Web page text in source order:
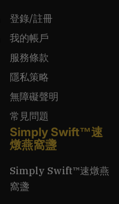
登錄/註冊
我的帳戶
服務條款
隱私策略
無障礙聲明
常見問題
Simply Swift™速
燉燕窩盞
Simply Swift™速燉燕
窩盞